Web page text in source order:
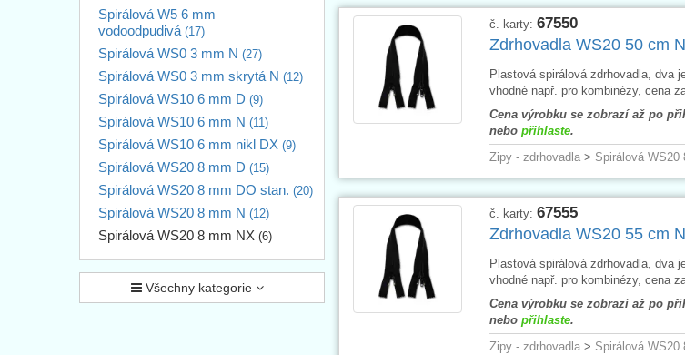
Spirálová W5 6 mm
vodoodpudivá (17)
Spirálová WS0 3 mm N (27)
Spirálová WS0 3 mm skrytá N (12)
Spirálová WS10 6 mm D (9)
Spirálová WS10 6 mm N (11)
Spirálová WS10 6 mm nikl DX (9)
Spirálová WS20 8 mm D (15)
Spirálová WS20 8 mm DO stan. (20)
Spirálová WS20 8 mm N (12)
Spirálová WS20 8 mm NX (6)
Všechny kategorie
č. karty: 67550
Zdrhovadla WS20 50 cm
Plastová spirálová zdrhovadla, dva
vhodné např. pro kombinézy, cena
Cena výrobku se zobrazí až po
nebo přihlaste.
Zipy - zdrhovadla> Spirálová WS20
č. karty: 67555
Zdrhovadla WS20 55 cm
Plastová spirálová zdrhovadla, dva
vhodné např. pro kombinézy, cena
Cena výrobku se zobrazí až po
nebo přihlaste.
Zipy - zdrhovadla> Spirálová WS20